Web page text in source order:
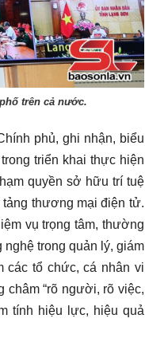
trên cả nước.
phủ, ghi nhận, biểu
triển khai thực hiện
quyền sở hữu trí tuệ
tảng thương mại điện tử.
vụ trọng tâm, thường
trong quản lý, giám
các tổ chức, cá nhân vi
châm “rõ người, rõ việc,
tính hiệu lực, hiệu quả